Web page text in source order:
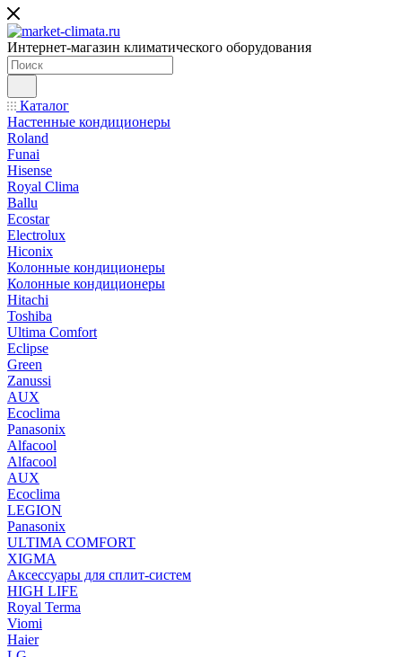
Интернет-магазин климатического оборудования
Каталог
Настенные кондиционеры
Roland
Funai
Hisense
Royal Clima
Ballu
Ecostar
Electrolux
Hiconix
Колонные кондиционеры
Колонные кондиционеры
Hitachi
Toshiba
Ultima Comfort
Eclipse
Green
Zanussi
AUX
Ecoclima
Panasonix
Alfacool
Alfacool
AUX
Ecoclima
LEGION
Panasonix
ULTIMA COMFORT
XIGMA
Аксессуары для сплит-систем
HIGH LIFE
Royal Terma
Viomi
Haier